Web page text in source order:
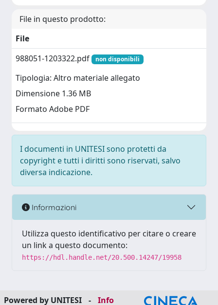
File in questo prodotto:
File
988051-1203322.pdf
non disponibili
Tipologia: Altro materiale allegato
Dimensione 1.36 MB
Formato Adobe PDF
I documenti in UNITESI sono protetti da
copyright e tutti i diritti sono riservati, salvo
diversa indicazione.
Informazioni
Utilizza questo identificativo per citare o creare
un link a questo documento:
https://hdl.handle.net/20.500.14247/19958
Powered by UNITESI - Info